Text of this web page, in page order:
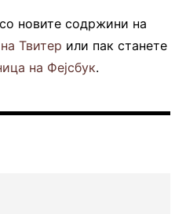
новите содржини на
на Твитер или пак станете
на Фејсбук.